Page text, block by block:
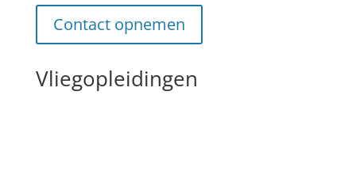
Contact opnemen
Vliegopleidingen